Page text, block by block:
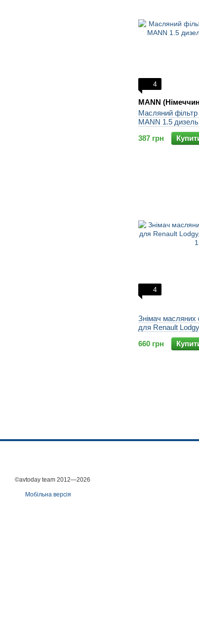
4
MANN
Масляний
MANN 1.5
387 грн
4
Знімач масляних
для Renault
660 грн
©avtoday team 2012—2026
Мобільна версія